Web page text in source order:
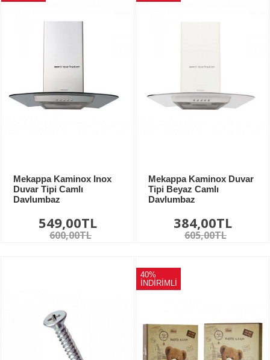
Mekappa Kaminox Inox
Duvar Tipi Camlı
Davlumbaz
549,00TL
600,00TL
Mekappa Kaminox Duvar
Tipi Beyaz Camlı
Davlumbaz
384,00TL
605,00TL
40%
İNDİRİMLİ